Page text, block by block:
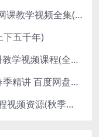
沪科版(初三)九年级物理全一册网课教学视频全集(录播版 杜春雨 66讲)
五千年)
[胡金铭 Diana]新概念英语第1册教学视频课程(全集 百度网盘下载)
胡源2024届高考数学二轮寒假春季精讲 百度网盘分享
2022赵礼显高一数学必修一课程视频资源(秋季班 含讲义)百度网盘云